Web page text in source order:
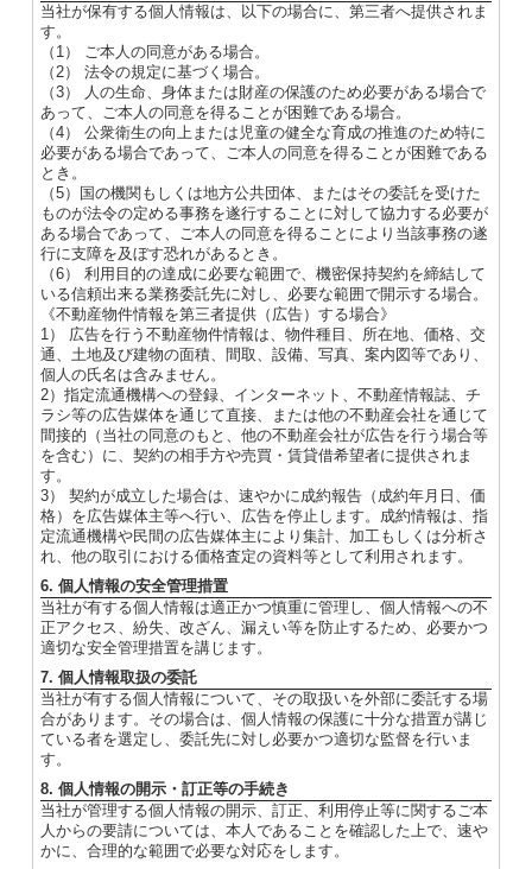
当社が保有する個人情報は、以下の場合に、第三者へ提供されま
す。
（1） ご本人の同意がある場合。
（2） 法令の規定に基づく場合。
（3） 人の生命、身体または財産の保護のため必要がある場合で
あって、ご本人の同意を得ることが困難である場合。
（4） 公衆衛生の向上または児童の健全な育成の推進のため特に
必要がある場合であって、ご本人の同意を得ることが困難である
とき。
（5）国の機関もしくは地方公共団体、またはその委託を受けた
ものが法令の定める事務を遂行することに対して協力する必要が
ある場合であって、ご本人の同意を得ることにより当該事務の遂
行に支障を及ぼす恐れがあるとき。
（6） 利用目的の達成に必要な範囲で、機密保持契約を締結して
いる信頼出来る業務委託先に対し、必要な範囲で開示する場合。
《不動産物件情報を第三者提供（広告）する場合》
1） 広告を行う不動産物件情報は、物件種目、所在地、価格、交
通、土地及び建物の面積、間取、設備、写真、案内図等であり、
個人の氏名は含みません。
2）指定流通機構への登録、インターネット、不動産情報誌、チ
ラシ等の広告媒体を通じて直接、または他の不動産会社を通じて
間接的（当社の同意のもと、他の不動産会社が広告を行う場合等
を含む）に、契約の相手方や売買・賃貸借希望者に提供されま
す。
3） 契約が成立した場合は、速やかに成約報告（成約年月日、価
格）を広告媒体主等へ行い、広告を停止します。成約情報は、指
定流通機構や民間の広告媒体主により集計、加工もしくは分析さ
れ、他の取引における価格査定の資料等として利用されます。
6. 個人情報の安全管理措置
当社が有する個人情報は適正かつ慎重に管理し、個人情報への不
正アクセス、紛失、改ざん、漏えい等を防止するため、必要かつ
適切な安全管理措置を講じます。
7. 個人情報取扱の委託
当社が有する個人情報について、その取扱いを外部に委託する場
合があります。その場合は、個人情報の保護に十分な措置が講じ
ている者を選定し、委託先に対し必要かつ適切な監督を行いま
す。
8. 個人情報の開示・訂正等の手続き
当社が管理する個人情報の開示、訂正、利用停止等に関するご本
人からの要請については、本人であることを確認した上で、速や
かに、合理的な範囲で必要な対応をします。